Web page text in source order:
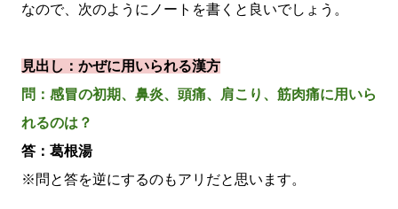
なので、次のようにノートを書くと良いでしょう。
見出し：かぜに用いられる漢方
問：感冒の初期、鼻炎、頭痛、肩こり、筋肉痛に用いら
れるのは？
答：葛根湯
※問と答を逆にするのもアリだと思います。